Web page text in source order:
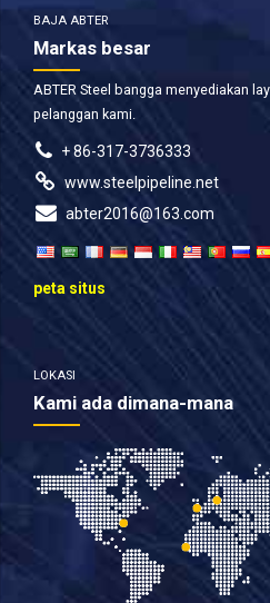
BAJA ABTER
Markas besar
ABTER Steel bangga menyediakan
pelanggan kami.
+ 86-317-3736333
www.steelpipeline.net
abter2016@163.com
peta situs
LOKASI
Kami ada dimana-mana